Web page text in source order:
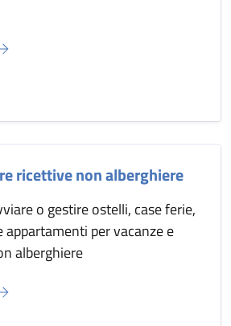
ricettive non alberghiere
o gestire ostelli, case ferie,
appartamenti per vacanze e
alberghiere